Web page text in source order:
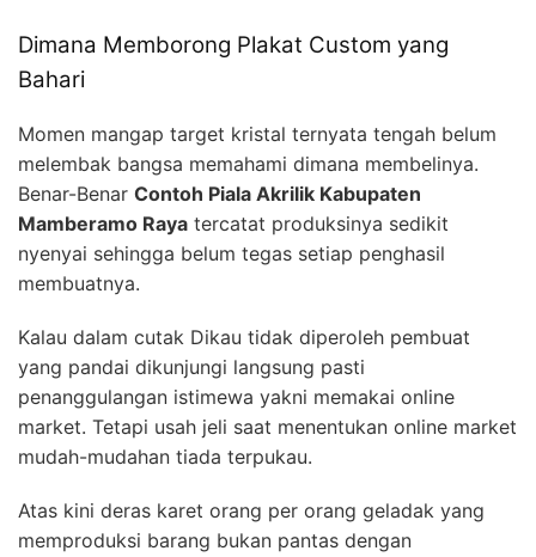
Dimana Memborong Plakat Custom yang
Bahari
Momen mangap target kristal ternyata tengah belum
melembak bangsa memahami dimana membelinya.
Benar-Benar Contoh Piala Akrilik Kabupaten
Mamberamo Raya tercatat produksinya sedikit
nyenyai sehingga belum tegas setiap penghasil
membuatnya.
Kalau dalam cutak Dikau tidak diperoleh pembuat
yang pandai dikunjungi langsung pasti
penanggulangan istimewa yakni memakai online
market. Tetapi usah jeli saat menentukan online market
mudah-mudahan tiada terpukau.
Atas kini deras karet orang per orang geladak yang
memproduksi barang bukan pantas dengan